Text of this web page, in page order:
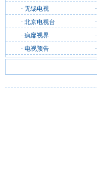
· 无锡电视 ·
· 北京电视台 ·
· 疯靡视界 ·
· 电视预告 ·